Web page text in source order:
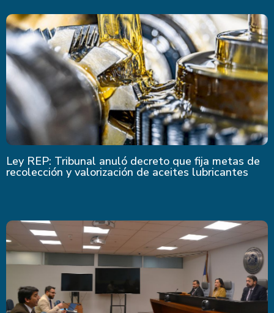
Ley REP: Tribunal anuló decreto que fija metas de
recolección y valorización de aceites lubricantes